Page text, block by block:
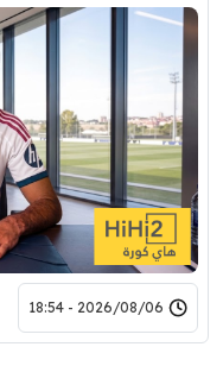
2026/08/06 - 18:54